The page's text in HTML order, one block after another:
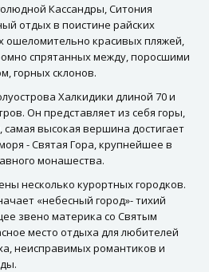
Кассандры, Ситония
отдых в поистине райских
ошеломительно красивых пляжей,
спрятанных между, поросшими
горных склонов.
Халкидики длиной 70 и
Он представляет из себя горы,
высокая вершина достигает
- Святая Гора, крупнейшее в
монашества.
несколько курортных городков.
«небесный город»- тихий
звено материка со Святым
место отдыха для любителей
неисправимых романтиков и